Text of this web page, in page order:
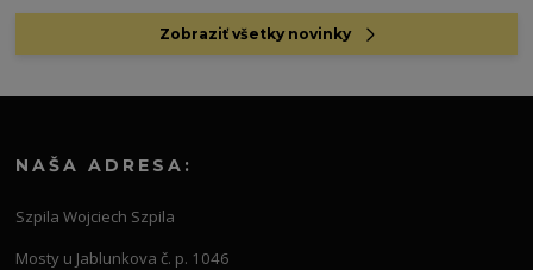
Zobraziť všetky novinky
NAŠA ADRESA:
Szpila Wojciech Szpila
Mosty u Jablunkova č. p. 1046